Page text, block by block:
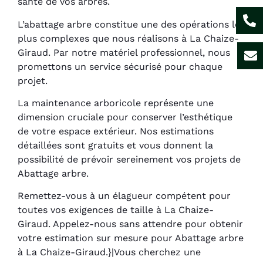
L’abattage arbre constitue une des opérations les
plus complexes que nous réalisons à La Chaize-
Giraud. Par notre matériel professionnel, nous
promettons un service sécurisé pour chaque
projet.
La maintenance arboricole représente une
dimension cruciale pour conserver l’esthétique
de votre espace extérieur. Nos estimations
détaillées sont gratuits et vous donnent la
possibilité de prévoir sereinement vos projets de
Abattage arbre.
Remettez-vous à un élagueur compétent pour
toutes vos exigences de taille à La Chaize-
Giraud. Appelez-nous sans attendre pour obtenir
votre estimation sur mesure pour Abattage arbre
à La Chaize-Giraud.}|Vous cherchez une